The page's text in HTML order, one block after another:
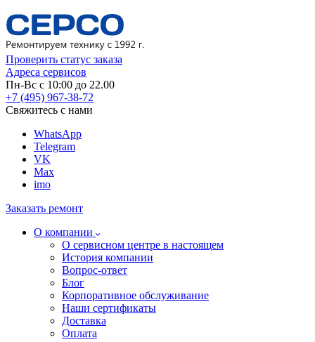
Проверить статус заказа
Адреса сервисов
Пн-Вс с 10:00 до 22.00
+7 (495) 967-38-72
Свяжитесь с нами
WhatsApp
Telegram
VK
Max
imo
Заказать ремонт
О компании
О сервисном центре в настоящем
История компании
Вопрос-ответ
Блог
Корпоративное обслуживание
Наши сертификаты
Доставка
Оплата